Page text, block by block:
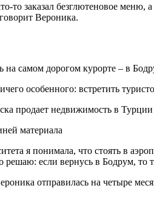
то заказал безглютеновое
Вероника.
на самом дорогом курорте – в
особенного: встретить
материала
я понимала, что стоять в
если вернусь в Бодрум, то
отправилась на четыре